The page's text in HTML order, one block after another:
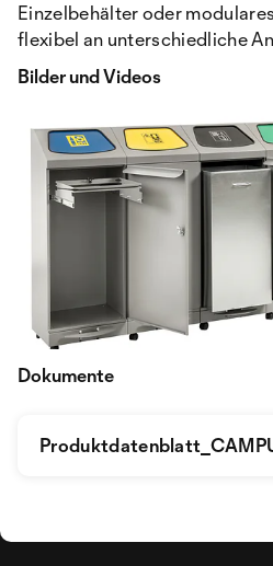
Einzelbehälter oder
flexibel an unterschiedliche
Bilder und Videos
Dokumente